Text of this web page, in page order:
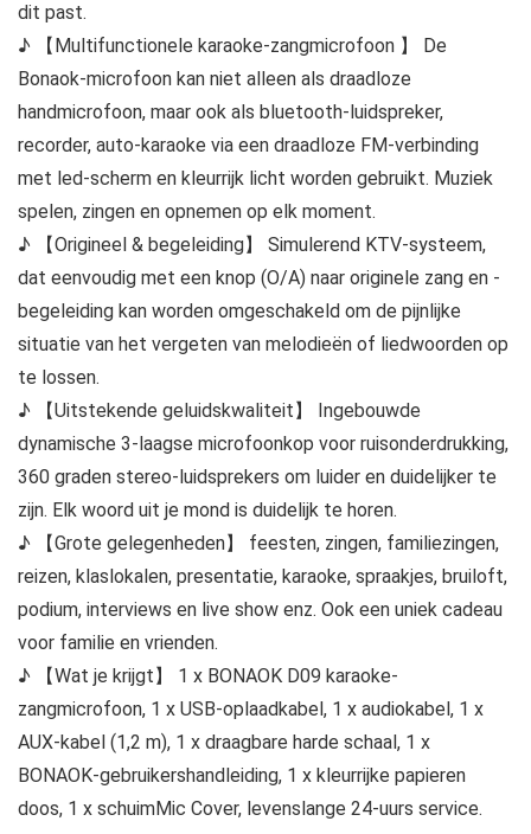
dit past.
♪ 【Multifunctionele karaoke-zangmicrofoon 】 De
Bonaok-microfoon kan niet alleen als draadloze
handmicrofoon, maar ook als bluetooth-luidspreker,
recorder, auto-karaoke via een draadloze FM-verbinding
met led-scherm en kleurrijk licht worden gebruikt. Muziek
spelen, zingen en opnemen op elk moment.
♪ 【Origineel & begeleiding】 Simulerend KTV-systeem,
dat eenvoudig met een knop (O/A) naar originele zang en -
begeleiding kan worden omgeschakeld om de pijnlijke
situatie van het vergeten van melodieën of liedwoorden op
te lossen.
♪ 【Uitstekende geluidskwaliteit】 Ingebouwde
dynamische 3-laagse microfoonkop voor ruisonderdrukking,
360 graden stereo-luidsprekers om luider en duidelijker te
zijn. Elk woord uit je mond is duidelijk te horen.
♪ 【Grote gelegenheden】 feesten, zingen, familiezingen,
reizen, klaslokalen, presentatie, karaoke, spraakjes, bruiloft,
podium, interviews en live show enz. Ook een uniek cadeau
voor familie en vrienden.
♪ 【Wat je krijgt】 1 x BONAOK D09 karaoke-
zangmicrofoon, 1 x USB-oplaadkabel, 1 x audiokabel, 1 x
AUX-kabel (1,2 m), 1 x draagbare harde schaal, 1 x
BONAOK-gebruikershandleiding, 1 x kleurrijke papieren
doos, 1 x schuimMic Cover, levenslange 24-uurs service.